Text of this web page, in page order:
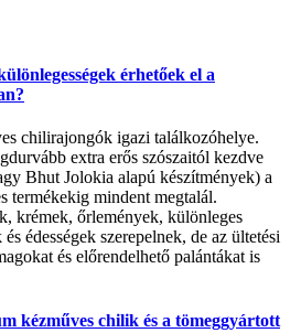
érhetőek el a
chilirajongók igazi találkozóhelye.
extra erős szószaitól kezdve
Bhut Jolokia alapú készítmények) a
termékekig mindent megtalál.
krémek, őrlemények, különleges
édességek szerepelnek, de az ültetési
és előrendelhető palántákat is
kézműves chilik és a tömeggyártott